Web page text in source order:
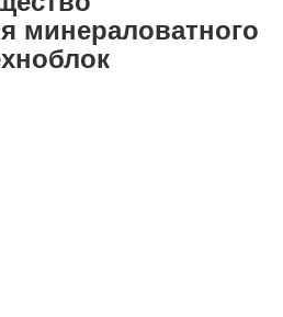
минераловатного